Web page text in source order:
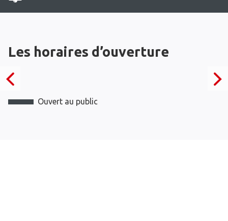
Les horaires d’ouverture
Ouvert au public